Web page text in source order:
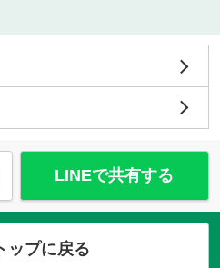
LINEで共有する
ップに戻る